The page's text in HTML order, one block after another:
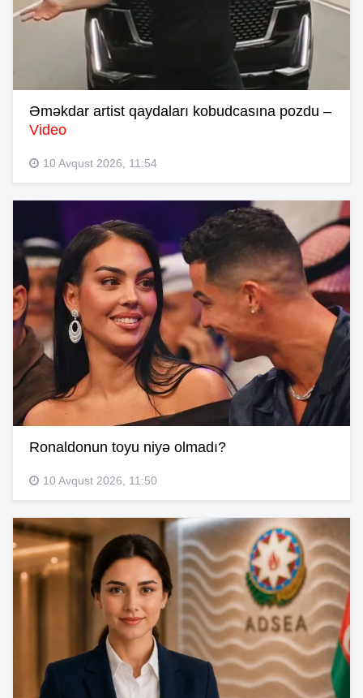
Əməkdar artist qaydaları kobudcasına pozdu –
Video
10 Avqust 2026, 11:54
Ronaldonun toyu niyə olmadı?
10 Avqust 2026, 11:50